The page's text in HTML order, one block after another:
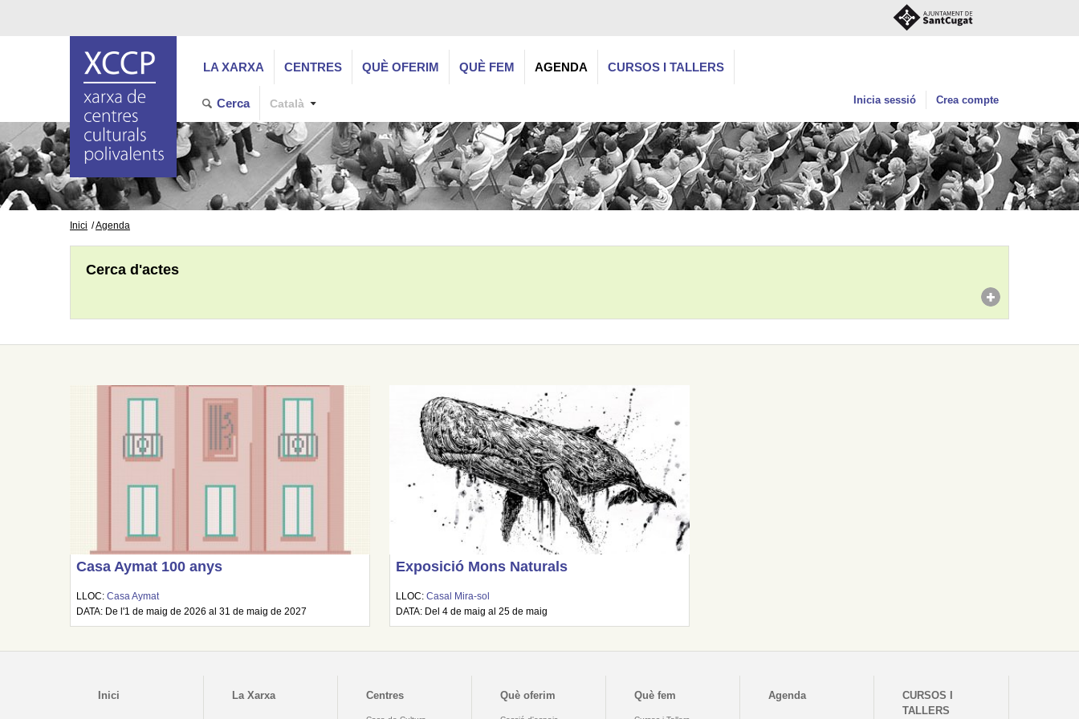
LA XARXA CENTRES QUÈ OFERIM QUÈ FEM AGENDA CURSOS I TALLERS
Cerca Català Inicia sessió Crea compte
Inici Agenda
Cerca d'actes
Casa Aymat 100 anys
LLOC:Casa Aymat
DATA: De l'1 de maig de 2026 al 31 de maig de 2027
Exposició Mons Naturals
LLOC:Casal Mira-sol
DATA: Del 4 de maig al 25 de maig
Inici La Xarxa Centres Què oferim Què fem Agenda
CURSOS I
TALLERS